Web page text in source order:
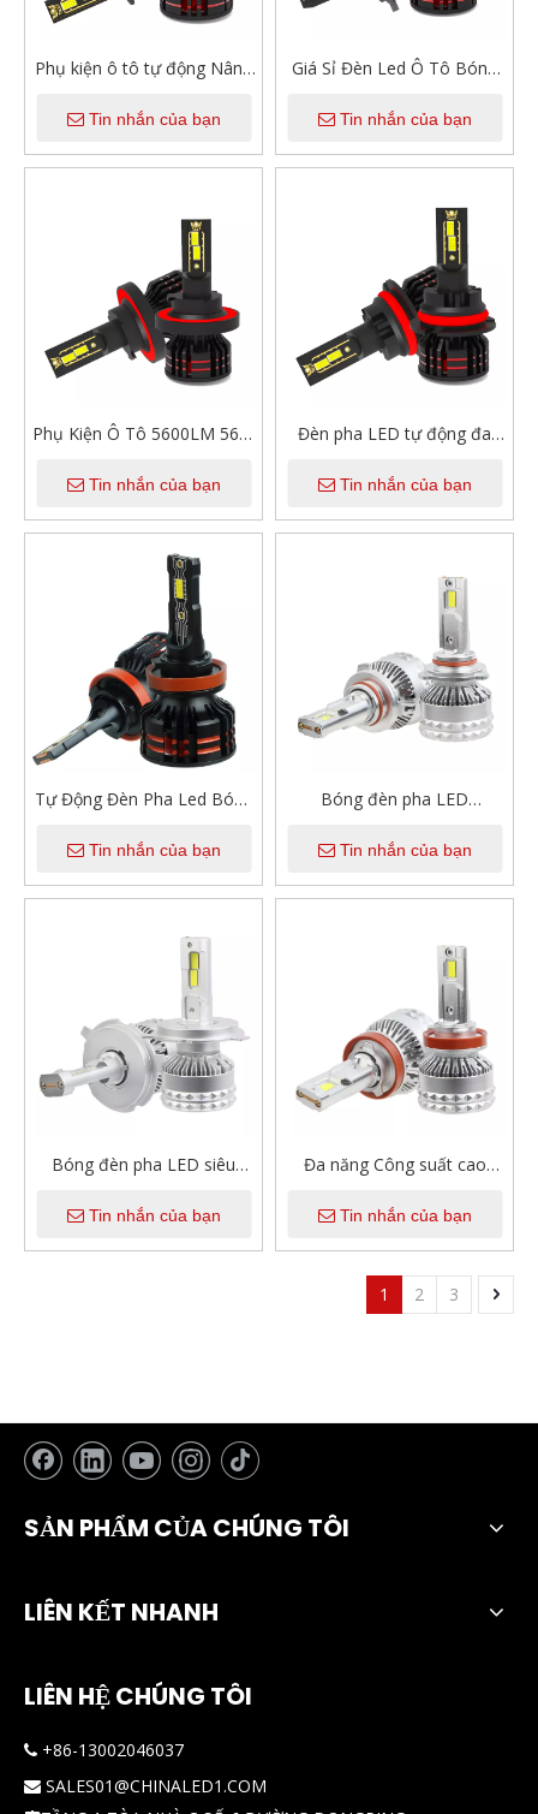
Phụ kiện ô tô tự động Nâng
sáng cao 9005 9006 9007
H1 H4 H7 H11 H13 Đèn pha
Tin nhắn của bạn
Giá Sỉ Đèn Led Ô Tô Bóng
Đèn Led H1 H4 H7 H11 H13
9005 9006 Xe Ô Tô đèn Led
Tin nhắn của bạn
Phụ Kiện Ô Tô 5600LM 56W
Sáng H1 H4 H7 H11 H13
9005 9007 Đèn Led Xe Ô Tô
Tin nhắn của bạn
Đèn pha LED tự động đa
Bóng đèn pha LED ô tô siêu
sáng 9007
Tin nhắn của bạn
Tự Động Đèn Pha Led Bóng
12V 6000K Trắng Xi Nhan
Canbus Led Ô Tô Bóng Cho
Chiếu Sáng
Tin nhắn của bạn
Bóng đèn pha LED
OEM/ODM Ống đồng kép
200W Plug & Play Bóng đèn
Tin nhắn của bạn
Bóng đèn pha LED siêu
12000LM Bóng đèn chiếu
sáng sáng 6000K Trắng mát
Tin nhắn của bạn
Đa năng Công suất cao
kép 6000K H4 H7 H11 9005
9006 Bóng đèn pha LED ô
tô
Tin nhắn của bạn
1 2 3
SẢN PHẨM CỦA CHÚNG TÔI
LIÊN KẾT NHANH
LIÊN HỆ CHÚNG TÔI
 +86-13002046037
 SALES01@CHINALED1.COM